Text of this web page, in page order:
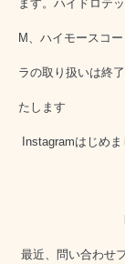
ます。ハイドロテ
M、ハイモースコ
ラの取り扱いは
たします
Instagramはじ
最近、問い合わせ